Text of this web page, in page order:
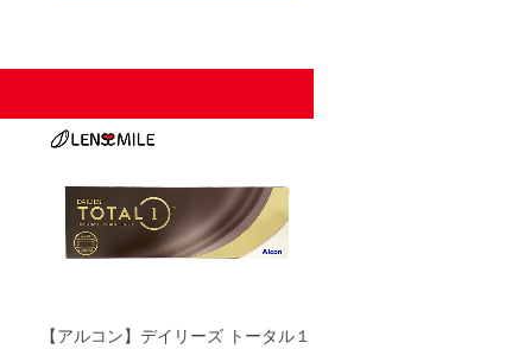
【アルコン】デイリーズ トータル１